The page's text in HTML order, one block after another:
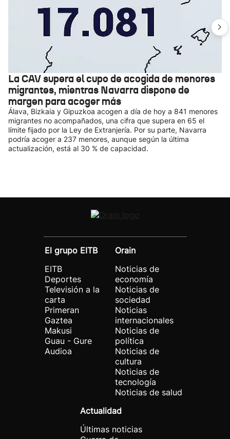
La CAV supera el cupo de acogida de menores
migrantes, mientras Navarra dispone de
margen para acoger más
Álava, Bizkaia y Gipuzkoa acogen a día de hoy a 841 menores
migrantes no acompañados, una cifra que supera en 65 el
límite fijado por la Ley de Extranjería. Por su parte, Navarra
podría acoger a 237 menores, aunque según la última
actualización, está al 30 % de capacidad.
El grupo EITB
EITB
Deportes
Televisión a la
carta
Primeran
Gaztea
Makusi
Guau - Gure
Audioa
Orain
Noticias de
economía
Noticias de
sociedad
Noticias
internacionales
Noticias de
política
Noticias de
cultura
Noticias de
tecnología
Noticias de salud
Actualidad
Últimas noticias